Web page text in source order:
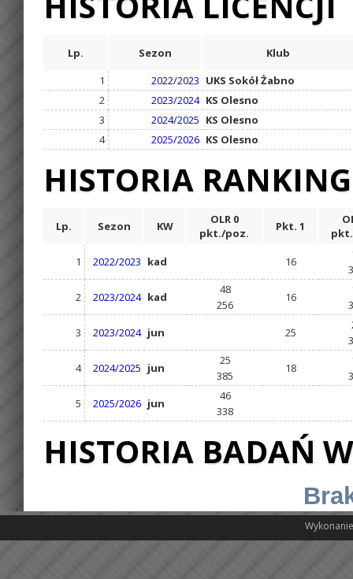
Lp. Sezon
Klub
1
2022/2023 UKS Sokół Żabno
2
2023/2024 KS Olesno
3
2024/2025 KS Olesno
4
2025/2026 KS Olesno
HISTORIA
Lp. Sezon KW
OLR 0
pkt./poz.
Pkt. 1
1
2022/2023 kad 16
2
2023/2024 kad
48
256
16
3
2023/2024 jun 25
4
2024/2025 jun
25
385
18
5
2025/2026 jun
46
338
HISTORIA BADAŃ